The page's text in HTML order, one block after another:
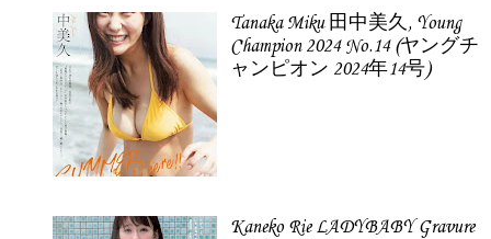
Tanaka Miku 田中美久, Young
Champion 2024 No.14 (ヤングチ
ャンピオン 2024年14号)
Kaneko Rie LADYBABY Gravure